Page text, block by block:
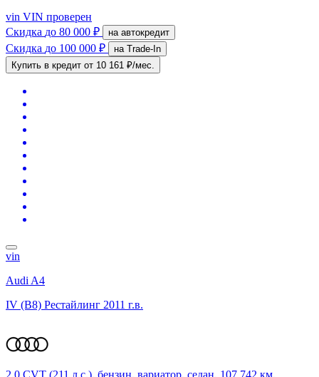
vin VIN проверен
Скидка до 80 000 ₽ на автокредит
Скидка до 100 000 ₽
на Trade-In
Купить в кредит от 10 161 ₽/мес.
vin
Audi A4
IV (B8) Рестайлинг 2011 г.в.
2.0 CVT (211 л.с.), бензин, вариатор, седан, 107 742 км,